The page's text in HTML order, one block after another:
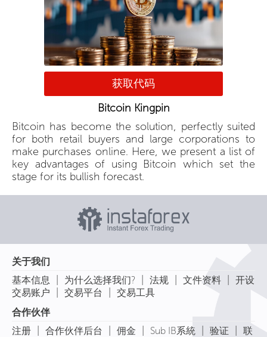
获取代码
Bitcoin Kingpin
Bitcoin has become the solution, perfectly suited
for both retail buyers and large corporations to
make purchases online. Here, we present a list of
key advantages of using Bitcoin which set the
stage for its bullish forecast.
关于我们
基本信息
为什么选择我们? 法规 文件资料
开设
交易账户
交易平台
交易工具
合作伙伴
注册
合作伙伴后台 佣金 Sub IB系統 验证 联